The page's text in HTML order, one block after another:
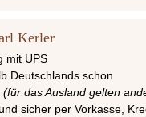
Kerler
mit UPS
Deutschlands schon
(für das Ausland gelten
sicher per Vorkasse,